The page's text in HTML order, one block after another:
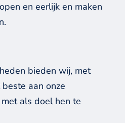
en eerlijk en maken
bieden wij, met
aan onze
als doel hen te